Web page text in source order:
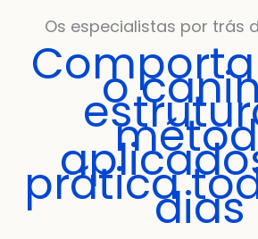
Os especialistas por trás
o
práticadias